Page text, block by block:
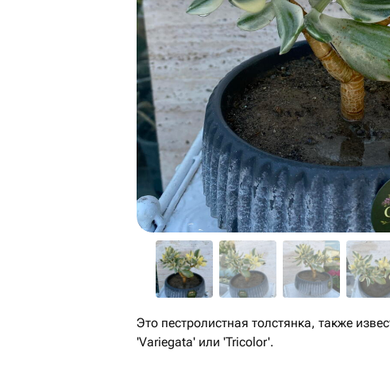
Это пестролистная толстянка, также
'Variegata' или 'Tricolor'.